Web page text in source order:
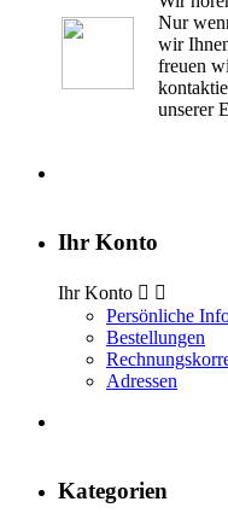
Nur
wir
freuen
unserer
Ihr Konto
Ihr Konto  
Persönliche
Bestellungen
Adressen
Kategorien